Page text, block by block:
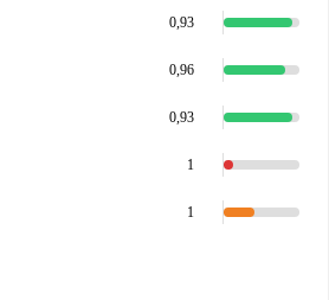
0,93
0,96
0,93
1
1